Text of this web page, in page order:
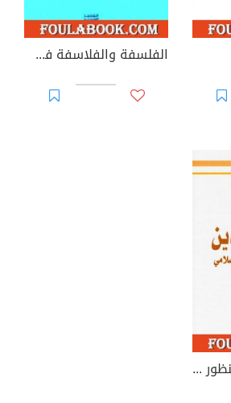
الفلسفة والفلاسفة في الحضارة العربية
فلسفة الدين من منظور الفكر الإسلامي